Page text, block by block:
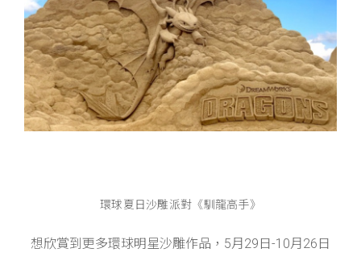
環球夏日沙雕派對《馴龍高手》
想欣賞到更多環球明星沙雕作品，5月29日-10月26日